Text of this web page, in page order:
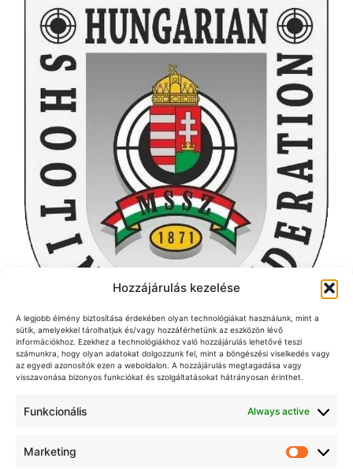
Hozzájárulás kezelése
A legjobb élmény biztosítása érdekében olyan technológiákat használunk, mint a
sütik, amelyekkel tárolhatjuk és/vagy hozzáférhetünk az eszközön lévő
információkhoz. Ezekhez a technológiákhoz való hozzájárulás lehetővé teszi
számunkra, hogy olyan adatokat dolgozzunk fel, mint a böngészési viselkedés vagy
az egyedi azonosítók ezen a weboldalon. A hozzájárulás megtagadása vagy
visszavonása bizonyos funkciókat és szolgáltatásokat hátrányosan érinthet.
Funkcionális Always active
Marketing
Jelen honlap kiadója a Magyar Elöltöltő-Fegyveres
A honlapon közzétett cikkek, alkotások, egyéb szerzői